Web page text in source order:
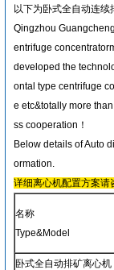
以下为卧式全自动连续
Qingzhou
entrifuge
developed the
ontal type centrifuge
e etc&totally more
ss cooperation！
Below details of Auto
ormation.
详细离心机配置方案
名称
Type&Model
卧式全自动排矿离心机